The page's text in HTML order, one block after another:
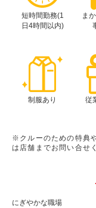
短時間勤務(1
日4時間以内)
ま
制服あり
従
※クルーのための特典
は店舗までお問い合せ
にぎやかな職場